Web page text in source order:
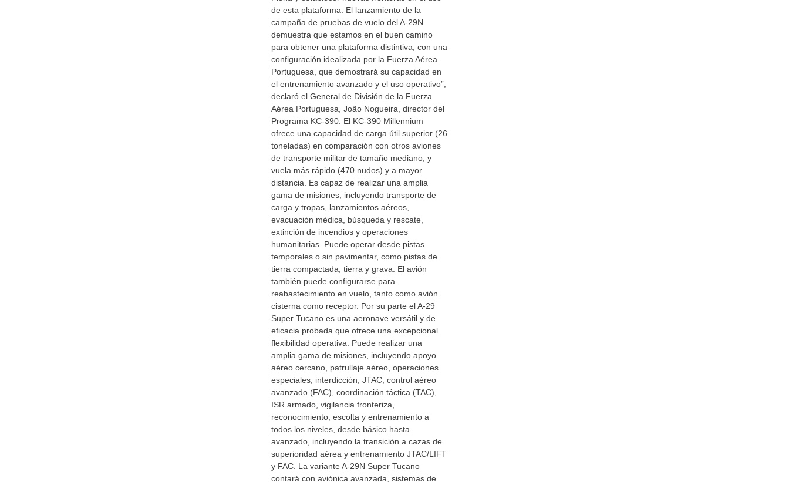
de esta plataforma. El lanzamiento de la
campaña de pruebas de vuelo del A-29N
demuestra que estamos en el buen camino
para obtener una plataforma distintiva, con una
configuración idealizada por la Fuerza Aérea
Portuguesa, que demostrará su capacidad en
el entrenamiento avanzado y el uso operativo”,
declaró el General de División de la Fuerza
Aérea Portuguesa, João Nogueira, director del
Programa KC-390. El KC-390 Millennium
ofrece una capacidad de carga útil superior (26
toneladas) en comparación con otros aviones
de transporte militar de tamaño mediano, y
vuela más rápido (470 nudos) y a mayor
distancia. Es capaz de realizar una amplia
gama de misiones, incluyendo transporte de
carga y tropas, lanzamientos aéreos,
evacuación médica, búsqueda y rescate,
extinción de incendios y operaciones
humanitarias. Puede operar desde pistas
temporales o sin pavimentar, como pistas de
tierra compactada, tierra y grava. El avión
también puede configurarse para
reabastecimiento en vuelo, tanto como avión
cisterna como receptor. Por su parte el A-29
Super Tucano es una aeronave versátil y de
eficacia probada que ofrece una excepcional
flexibilidad operativa. Puede realizar una
amplia gama de misiones, incluyendo apoyo
aéreo cercano, patrullaje aéreo, operaciones
especiales, interdicción, JTAC, control aéreo
avanzado (FAC), coordinación táctica (TAC),
ISR armado, vigilancia fronteriza,
reconocimiento, escolta y entrenamiento a
todos los niveles, desde básico hasta
avanzado, incluyendo la transición a cazas de
superioridad aérea y entrenamiento JTAC/LIFT
y FAC. La variante A-29N Super Tucano
contará con aviónica avanzada, sistemas de